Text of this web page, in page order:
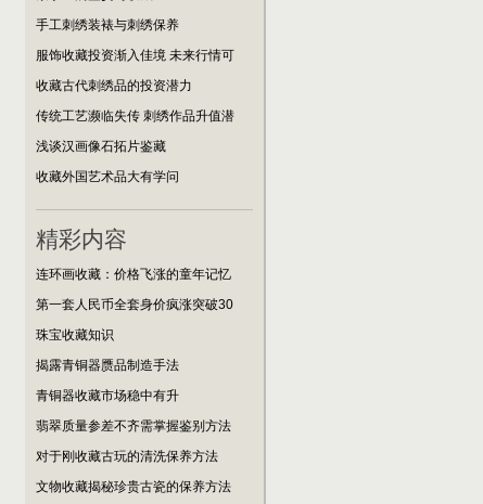
手工刺绣装裱与刺绣保养
服饰收藏投资渐入佳境 未来行情可
收藏古代刺绣品的投资潜力
传统工艺濒临失传 刺绣作品升值潜
浅谈汉画像石拓片鉴藏
收藏外国艺术品大有学问
精彩内容
连环画收藏：价格飞涨的童年记忆
第一套人民币全套身价疯涨突破30
珠宝收藏知识
揭露青铜器赝品制造手法
青铜器收藏市场稳中有升
翡翠质量参差不齐需掌握鉴别方法
对于刚收藏古玩的清洗保养方法
文物收藏揭秘珍贵古瓷的保养方法